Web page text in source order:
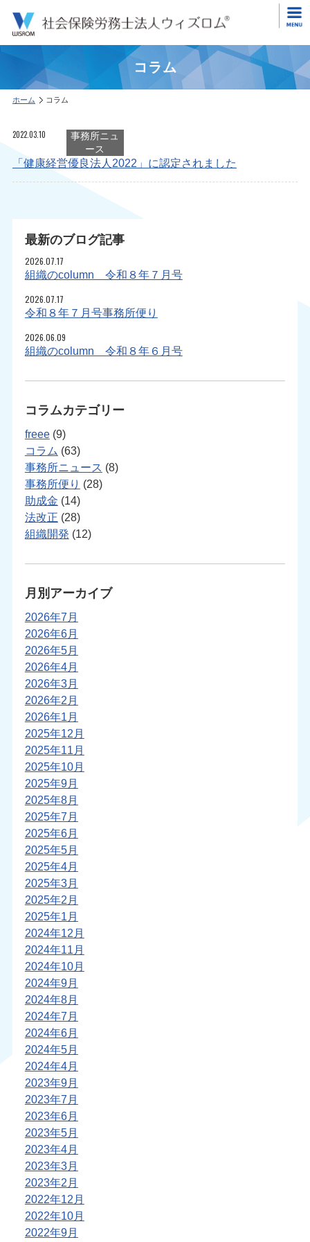
コラム
ホーム コラム
2022.03.10
事務所ニュ
ース
「健康経営優良法人2022」に認定されました
最新のブログ記事
2026.07.17
組織のcolumn 令和８年７月号
2026.07.17
令和８年７月号事務所便り
2026.06.09
組織のcolumn 令和８年６月号
コラムカテゴリー
freee(9)
コラム (63)
事務所ニュース (8)
事務所便り (28)
助成金 (14)
法改正 (28)
組織開発 (12)
月別アーカイブ
2026年7月
2026年6月
2026年5月
2026年4月
2026年3月
2026年2月
2026年1月
2025年12月
2025年11月
2025年10月
2025年9月
2025年8月
2025年7月
2025年6月
2025年5月
2025年4月
2025年3月
2025年2月
2025年1月
2024年12月
2024年11月
2024年10月
2024年9月
2024年8月
2024年7月
2024年6月
2024年5月
2024年4月
2023年9月
2023年7月
2023年6月
2023年5月
2023年4月
2023年3月
2023年2月
2022年12月
2022年10月
2022年9月